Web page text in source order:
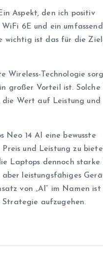
Aspekt, den ich positiv
6E und ein
wichtig ist das für die
Wireless-Technologie
großer Vorteil ist. Solche
die Wert auf Leistung und
Neo 14 AI eine bewusste
und Leistung zu
Laptops dennoch starke
leistungsfähiges
von „AI“ im Namen ist
aufzugehen.